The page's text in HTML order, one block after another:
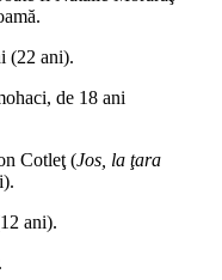
(22 ani).
de 18 ani
Cotleţ (Jos, la ţara
ani).